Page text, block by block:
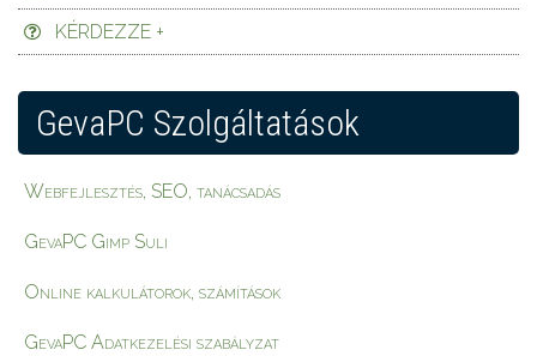
KÉRDEZZE +
GevaPC Szolgáltatások
Webfejlesztés, SEO, tanácsadás
GevaPC Gimp Suli
Online kalkulátorok, számítások
GevaPC Adatkezelési szabályzat